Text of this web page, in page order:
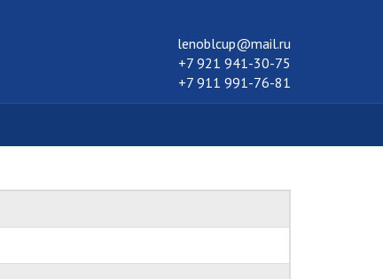
lenoblcup@mail.ru
+7 921 941-30-75
+7 911 991-76-81